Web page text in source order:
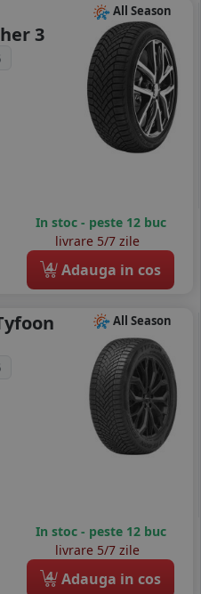
All Season
3
In stoc - peste 12 buc
livrare 5/7 zile
4 Adauga in cos
All Season
In stoc - peste 12 buc
livrare 5/7 zile
4 Adauga in cos